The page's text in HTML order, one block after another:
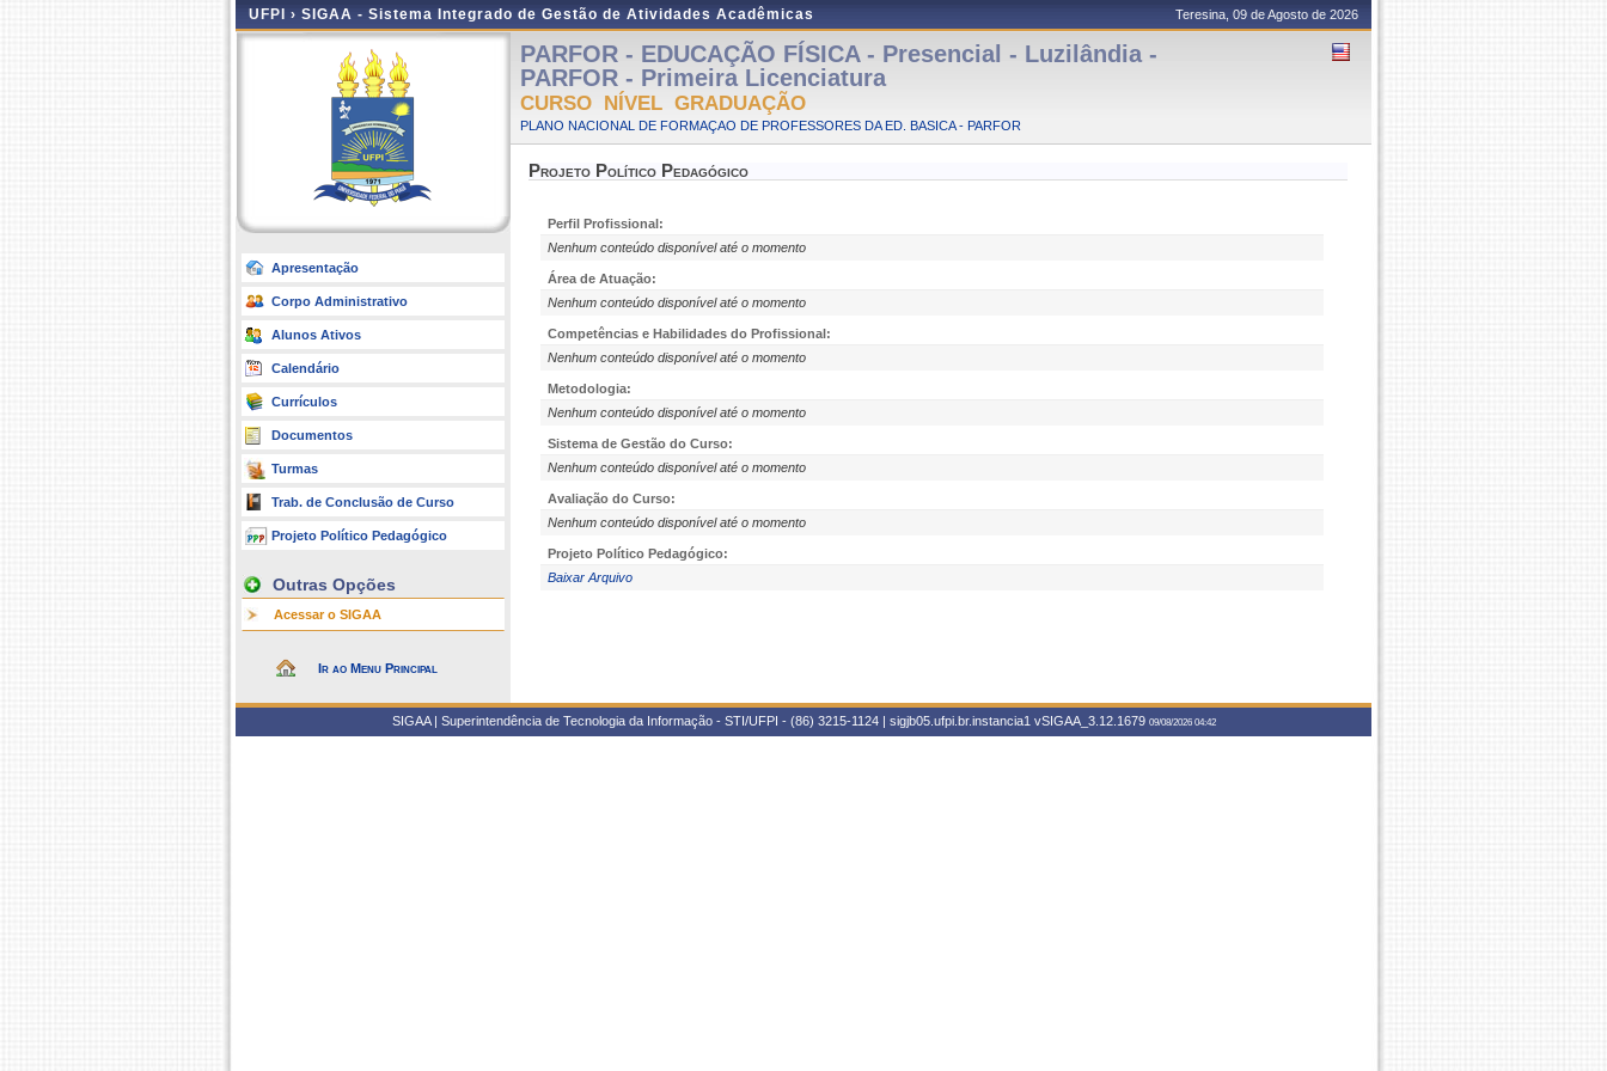
UFPI › SIGAA - Sistema Integrado de Gestão de Atividades Acadêmicas Teresina, 09 de Agosto de 2026
Apresentação
Corpo Administrativo
Alunos Ativos
Calendário
Currículos
Documentos
Turmas
Trab. de Conclusão de Curso
Projeto Político Pedagógico
Outras Opções
Acessar o SIGAA
Ir ao Menu Principal
PARFOR - EDUCAÇÃO FÍSICA - Presencial - Luzilândia -
PARFOR - Primeira Licenciatura
CURSO NÍVEL GRADUAÇÃO
PLANO NACIONAL DE FORMAÇAO DE PROFESSORES DA ED. BASICA - PARFOR
Projeto Político Pedagógico
Perfil Profissional:
Nenhum conteúdo disponível até o momento
Área de Atuação:
Nenhum conteúdo disponível até o momento
Competências e Habilidades do Profissional:
Nenhum conteúdo disponível até o momento
Metodologia:
Nenhum conteúdo disponível até o momento
Sistema de Gestão do Curso:
Nenhum conteúdo disponível até o momento
Avaliação do Curso:
Nenhum conteúdo disponível até o momento
Projeto Político Pedagógico:
Baixar Arquivo
SIGAA | Superintendência de Tecnologia da Informação - STI/UFPI - (86) 3215-1124 | sigjb05.ufpi.br.instancia1 vSIGAA_3.12.1679 09/08/2026 04:42